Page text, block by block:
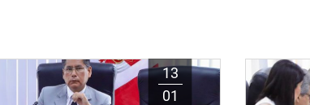
13
01